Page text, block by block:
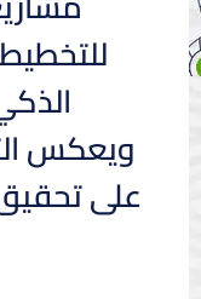
ويعكس
على